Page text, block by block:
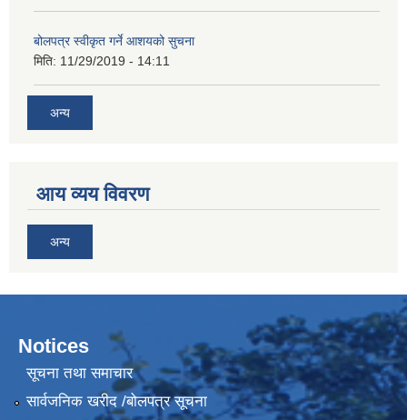
बोलपत्र स्वीकृत गर्ने आशयको सुचना
मिति: 11/29/2019 - 14:11
अन्य
आय व्यय विवरण
अन्य
Notices
सूचना तथा समाचार
सार्वजनिक खरीद /बोलपत्र सूचना